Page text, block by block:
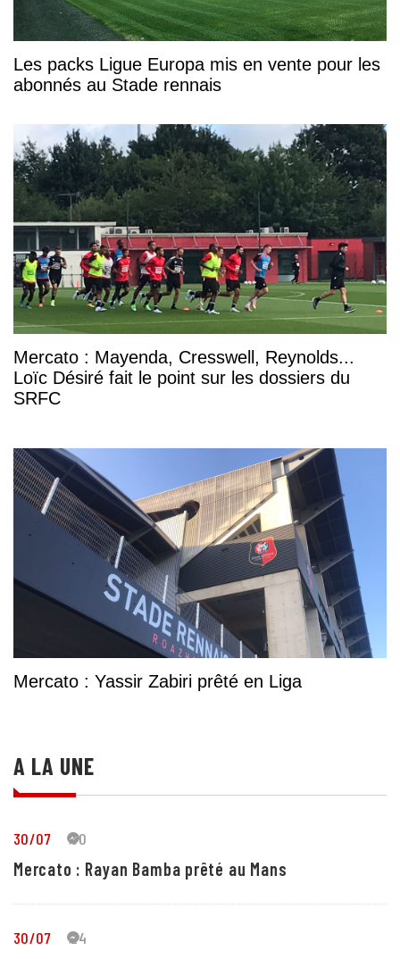
Les packs Ligue Europa mis en vente pour les
abonnés au Stade rennais
Mercato : Mayenda, Cresswell, Reynolds...
Loïc Désiré fait le point sur les dossiers du
SRFC
Mercato : Yassir Zabiri prêté en Liga
A LA UNE
30/07 30
Mercato : Rayan Bamba prêté au Mans
30/07 24